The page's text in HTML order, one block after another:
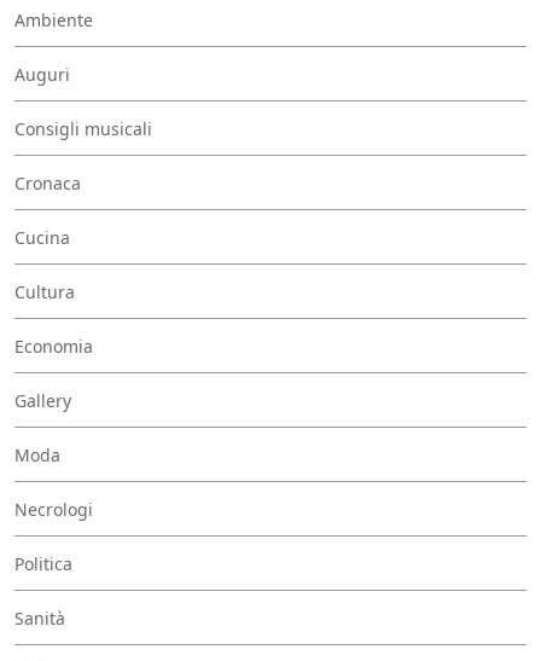
Ambiente
Auguri
Consigli musicali
Cronaca
Cucina
Cultura
Economia
Gallery
Moda
Necrologi
Politica
Sanità